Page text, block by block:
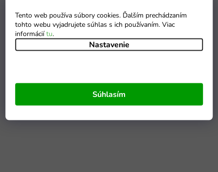
Tento web používa súbory cookies. Ďalším prechádzaním
tohto webu vyjadrujete súhlas s ich používaním. Viac
informáciítu.
Nastavenie
Súhlasím